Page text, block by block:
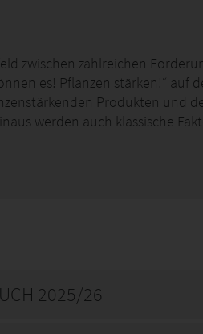
zwischen zahlreichen
es! Pflanzen stärken!“ auf
Produkten und
werden auch klassische
2025/26